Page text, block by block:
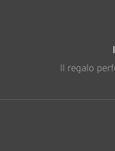
Il regalo